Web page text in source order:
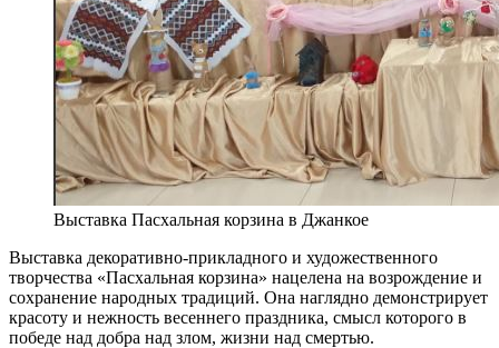
Выставка Пасхальная корзина в Джанкое
Выставка декоративно-прикладного и художественного
творчества «Пасхальная корзина» нацелена на возрождение и
сохранение народных традиций. Она наглядно демонстрирует
красоту и нежность весеннего праздника, смысл которого в
победе над добра над злом, жизни над смертью.